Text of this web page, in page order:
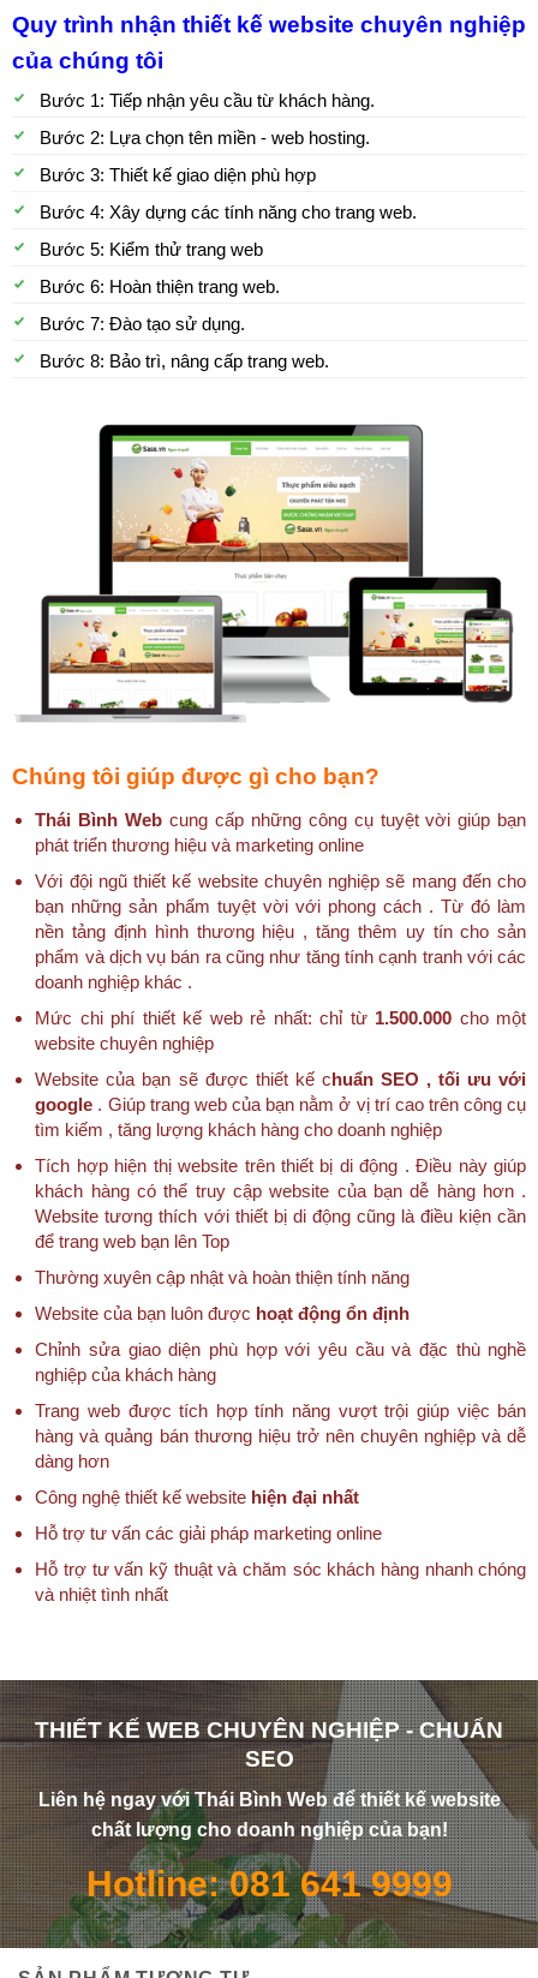
Quy trình nhận thiết kế website chuyên nghiệp
của chúng tôi
Bước 1: Tiếp nhận yêu cầu từ khách hàng.
Bước 2: Lựa chọn tên miền - web hosting.
Bước 3: Thiết kế giao diện phù hợp
Bước 4: Xây dựng các tính năng cho trang web.
Bước 5: Kiểm thử trang web
Bước 6: Hoàn thiện trang web.
Bước 7: Đào tạo sử dụng.
Bước 8: Bảo trì, nâng cấp trang web.
Chúng tôi giúp được gì cho bạn?
Thái Bình Web cung cấp những công cụ tuyệt vời giúp bạn
phát triển thương hiệu và marketing online
Với đội ngũ thiết kế website chuyên nghiệp sẽ mang đến cho
bạn những sản phẩm tuyệt vời với phong cách . Từ đó làm
nền tảng định hình thương hiệu , tăng thêm uy tín cho sản
phẩm và dịch vụ bán ra cũng như tăng tính cạnh tranh với các
doanh nghiệp khác .
Mức chi phí thiết kế web rẻ nhất: chỉ từ 1.500.000 cho một
website chuyên nghiệp
Website của bạn sẽ được thiết kế chuẩn SEO , tối ưu với
google . Giúp trang web của bạn nằm ở vị trí cao trên công cụ
tìm kiếm , tăng lượng khách hàng cho doanh nghiệp
Tích hợp hiện thị website trên thiết bị di động . Điều này giúp
khách hàng có thể truy cập website của bạn dễ hàng hơn .
Website tương thích với thiết bị di động cũng là điều kiện cần
để trang web bạn lên Top
Thường xuyên cập nhật và hoàn thiện tính năng
Website của bạn luôn được hoạt động ổn định
Chỉnh sửa giao diện phù hợp với yêu cầu và đặc thù nghề
nghiệp của khách hàng
Trang web được tích hợp tính năng vượt trội giúp việc bán
hàng và quảng bán thương hiệu trở nên chuyên nghiệp và dễ
dàng hơn
Công nghệ thiết kế website hiện đại nhất
Hỗ trợ tư vấn các giải pháp marketing online
Hỗ trợ tư vấn kỹ thuật và chăm sóc khách hàng nhanh chóng
và nhiệt tình nhất
THIẾT KẾ WEB CHUYÊN NGHIỆP - CHUẨN
SEO
Liên hệ ngay với Thái Bình Web để thiết kế website
chất lượng cho doanh nghiệp của bạn!
Hotline: 081 641 9999